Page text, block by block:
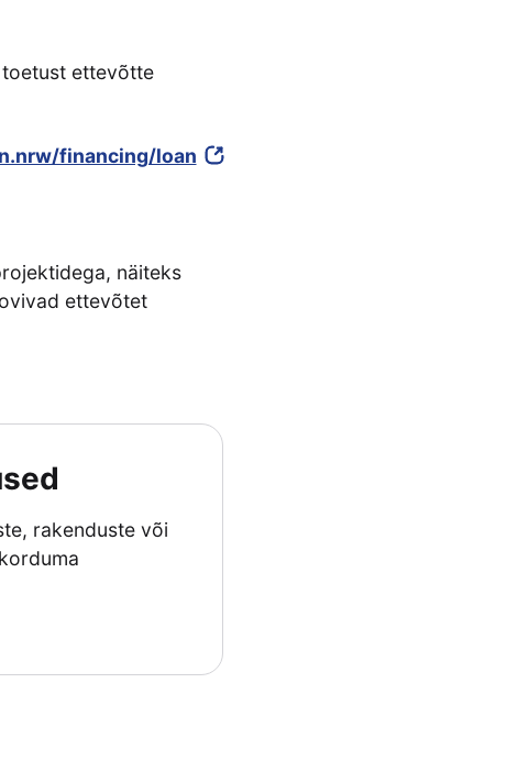
toetust ettevõtte
financing/loan
näiteks
ettevõtet
rakenduste või